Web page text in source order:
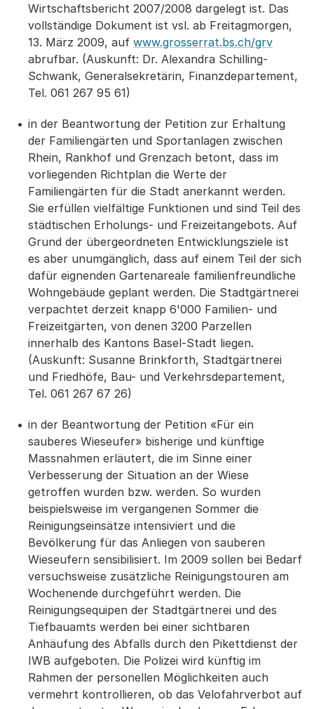
Wirtschaftsbericht 2007/2008 dargelegt ist. Das
vollständige Dokument ist vsl. ab Freitagmorgen,
13. März 2009, auf www.grosserrat.bs.ch/grv
abrufbar. (Auskunft: Dr. Alexandra Schilling-
Schwank, Generalsekretärin, Finanzdepartement,
Tel. 061 267 95 61)
in der Beantwortung der Petition zur Erhaltung
der Familiengärten und Sportanlagen zwischen
Rhein, Rankhof und Grenzach betont, dass im
vorliegenden Richtplan die Werte der
Familiengärten für die Stadt anerkannt werden.
Sie erfüllen vielfältige Funktionen und sind Teil des
städtischen Erholungs- und Freizeitangebots. Auf
Grund der übergeordneten Entwicklungsziele ist
es aber unumgänglich, dass auf einem Teil der sich
dafür eignenden Gartenareale familienfreundliche
Wohngebäude geplant werden. Die Stadtgärtnerei
verpachtet derzeit knapp 6'000 Familien- und
Freizeitgärten, von denen 3200 Parzellen
innerhalb des Kantons Basel-Stadt liegen.
(Auskunft: Susanne Brinkforth, Stadtgärtnerei
und Friedhöfe, Bau- und Verkehrsdepartement,
Tel. 061 267 67 26)
in der Beantwortung der Petition «Für ein
sauberes Wieseufer» bisherige und künftige
Massnahmen erläutert, die im Sinne einer
Verbesserung der Situation an der Wiese
getroffen wurden bzw. werden. So wurden
beispielsweise im vergangenen Sommer die
Reinigungseinsätze intensiviert und die
Bevölkerung für das Anliegen von sauberen
Wieseufern sensibilisiert. Im 2009 sollen bei Bedarf
versuchsweise zusätzliche Reinigungstouren am
Wochenende durchgeführt werden. Die
Reinigungsequipen der Stadtgärtnerei und des
Tiefbauamts werden bei einer sichtbaren
Anhäufung des Abfalls durch den Pikettdienst der
IWB aufgeboten. Die Polizei wird künftig im
Rahmen der personellen Möglichkeiten auch
vermehrt kontrollieren, ob das Velofahrverbot auf